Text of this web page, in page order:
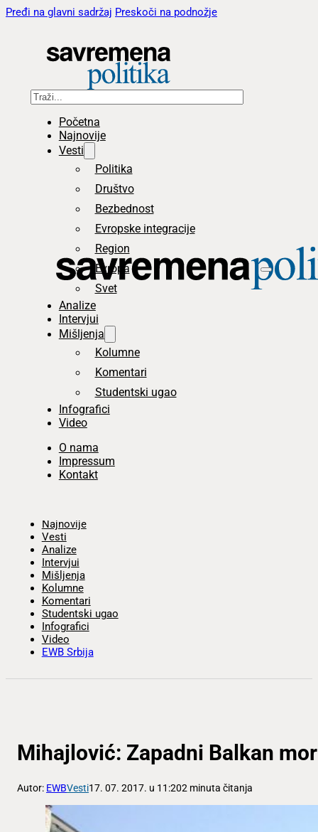
Pređi na glavni sadržaj Preskoči na podnožje
Pretraga
Početna
Najnovije
Vesti
Politika
Društvo
Bezbednost
Evropske integracije
Region
Evropa
Svet
Analize
Intervjui
Mišljenja
Kolumne
Komentari
Studentski ugao
Infografici
Video
O nama
Impressum
Kontakt
Najnovije
Vesti
Analize
Intervjui
Mišljenja
Kolumne
Komentari
Studentski ugao
Infografici
Video
EWB Srbija
Mihajlović: Zapadni Balkan
Autor: EWBVesti17. 07. 2017. u 11:202 minuta čitanja